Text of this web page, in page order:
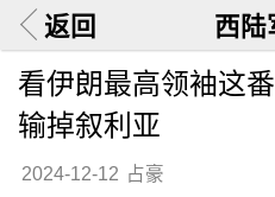
返回 西陆
看伊朗最高领袖这
输掉叙利亚
2024-12-12 占豪